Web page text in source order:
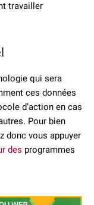
travailler
qui sera
ces données
d’action en cas
Pour bien
donc vous appuyer
des programmes